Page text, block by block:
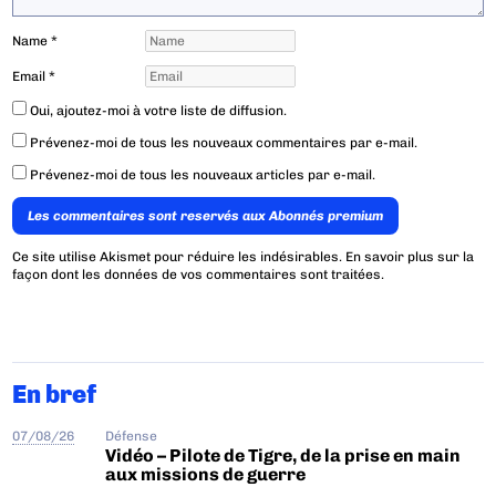
Name*
Email*
Oui, ajoutez-moi à votre liste de diffusion.
Prévenez-moi de tous les nouveaux commentaires par e-mail.
Prévenez-moi de tous les nouveaux articles par e-mail.
Les commentaires sont reservés aux Abonnés premium
Ce site utilise Akismet pour réduire les indésirables. En savoir plus sur la
façon dont les données de vos commentaires sont traitées.
En bref
07/08/26 Défense
Vidéo – Pilote de Tigre, de la prise en main
aux missions de guerre